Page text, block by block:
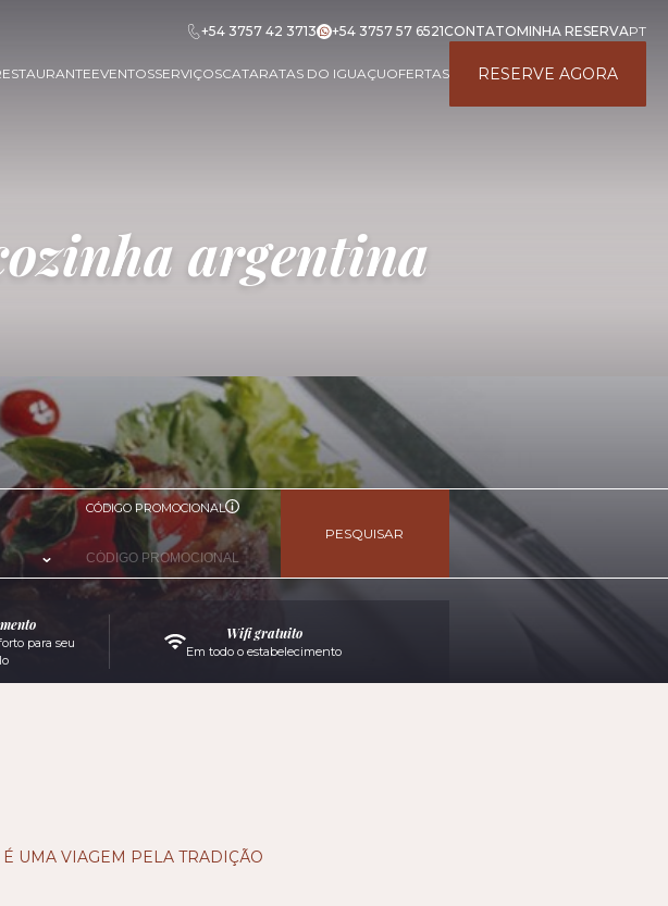
+54 3757 42 3713 +54 3757 57 6521CONTATOMINHA RESERVAPT
EVENTOSSERVIÇOSCATARATAS DO IGUAÇUOFERTAS RESERVE AGORA
argentina
CÓDIGO PROMOCIONAL
PESQUISAR
para seu
Wifi gratuito
Em todo o estabelecimento
UMA VIAGEM PELA TRADIÇÃO